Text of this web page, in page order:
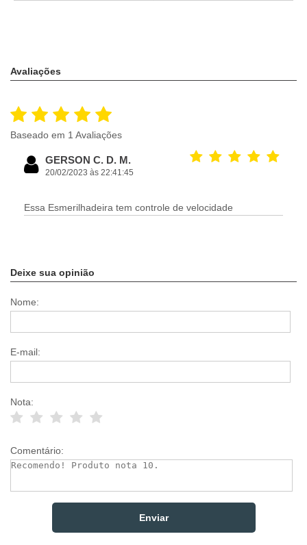
Avaliações
Baseado em 1 Avaliações
GERSON C. D. M.
20/02/2023 às 22:41:45
Essa Esmerilhadeira tem controle de velocidade
Deixe sua opinião
Nome:
E-mail:
Nota:
Comentário: